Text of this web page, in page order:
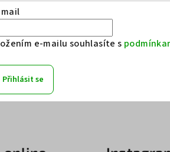
mail
e-mailu souhlasíte s
Přihlásit se